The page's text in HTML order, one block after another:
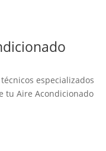
especializados
tu Aire Acondicionado